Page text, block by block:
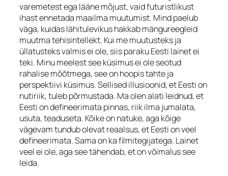
varemetest ega lääne mõjust, vaid futuristlikust
ihast ennetada maailma muutumist. Mind paelub
väga, kuidas lähitulevikus hakkab mängureegleid
muutma tehisintellekt. Kui me muutusteks ja
üllatusteks valmis ei ole, siis paraku Eesti lainet ei
teki. Minu meelest see küsimus ei ole seotud
rahalise mõõtmega, see on hoopis tahte ja
perspektiivi küsimus. Sellised illusioonid, et Eesti on
nutiriik, tuleb põrmustada. Ma olen alati leidnud, et
Eesti on defineerimata pinnas, riik ilma jumalata,
usuta, teaduseta. Kõike on natuke, aga kõige
vägevam tundub olevat reaalsus, et Eesti on veel
defineerimata. Sama on ka filmitegijatega. Lainet
veel ei ole, aga see tähendab, et on võimalus see
leida.